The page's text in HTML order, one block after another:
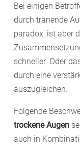
Bei einigen
durch tränende
paradox, ist aber
schneller. Oder
durch eine
auszugleichen.
Folgende
trockene Augen
auch in